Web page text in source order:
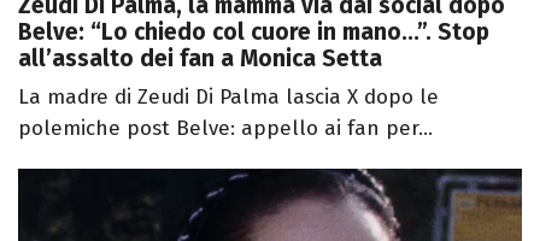
Belve: “Lo chiedo col cuore in mano...”. Stop
all’assalto dei fan a Monica Setta
La madre di Zeudi Di Palma lascia X dopo le
polemiche post Belve: appello ai fan per...